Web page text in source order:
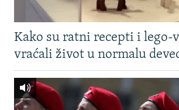
Kako su ratni recepti i lego-
vraćali život u normalu